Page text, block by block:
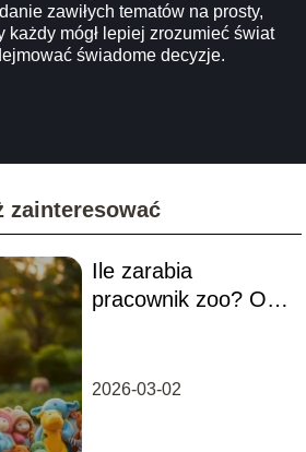
zawiłych tematów na prosty,
każdy mógł lepiej zrozumieć świat
świadome decyzje.
zainteresować
Ile zarabia
pracownik zoo? Oto
2026-03-02